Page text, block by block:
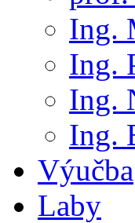
Ing.
Ing.
Ing.
Ing.
Výučba
Laby